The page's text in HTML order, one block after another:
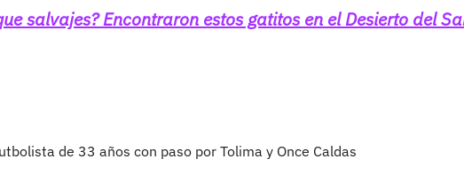
salvajes? Encontraron estos gatitos en el Desierto del
de 33 años con paso por Tolima y Once Caldas